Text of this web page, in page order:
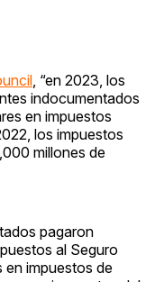
, “en 2023, los
indocumentados
en impuestos
los impuestos
millones de
pagaron
al Seguro
en impuestos de